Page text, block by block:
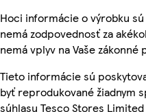
Hoci informácie o výrobku
nemá zodpovednosť za
nemá vplyv na Vaše zákonné
Tieto informácie sú
byť reprodukované žiadnym
súhlasu Tesco Stores